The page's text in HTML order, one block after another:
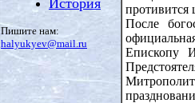
История
Пишите нам:
halyukyev@mail.ru
противится
После
Епископу